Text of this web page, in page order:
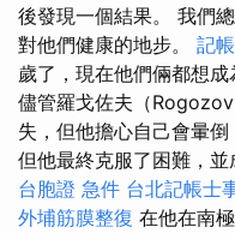
後發現一個結果。 我們
對他們健康的地步。 記
歲了，現在他們倆都想成
儘管羅戈佐夫（
失，但他擔心自己會暈倒
但他最終克服了困難，並
台胞證 急件 台北記帳士
外埔筋膜整復 在他在南